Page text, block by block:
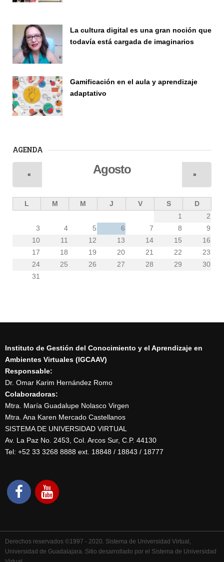
La cultura digital es una gran noción que
todavía está cargada de imaginarios
Gamificación en el aula y aprendizaje
adaptativo
AGENDA
Agosto
« »
L M M J V S
D
1
2
3
4 5 6 7 8
9
10
11 12 13 14 15
16
17
18 19 20 21 22
23
24
25 26 27 28 29
30
31
Instituto de Gestión del Conocimiento y el Aprendizaje en
Ambientes Virtuales (IGCAAV)
Responsable:
Dr. Omar Karim Hernández Romo
Colaboradoras:
Mtra. María Guadalupe Nolasco Virgen
Mtra. Ana Karen Mercado Castellanos
SISTEMA DE UNIVERSIDAD VIRTUAL
Av. La Paz No. 2453, Col. Arcos Sur, C.P. 44130
Tel: +52 33 3268 8888‏ ext. 18848 / 18843 / 18777
Derechos reservados ©1997 - 2020. Sistema de Universidad Virtual,
Universidad de Guadalajara. Sitio desarrollado por el Sistema de Universidad